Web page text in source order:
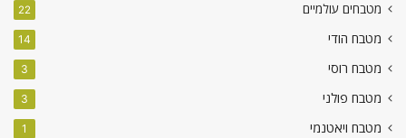
מטבחים עולמיים 22
מטבח הודי 14
מטבח רוסי 3
מטבח פולני 3
מטבח ויאטנמי 1